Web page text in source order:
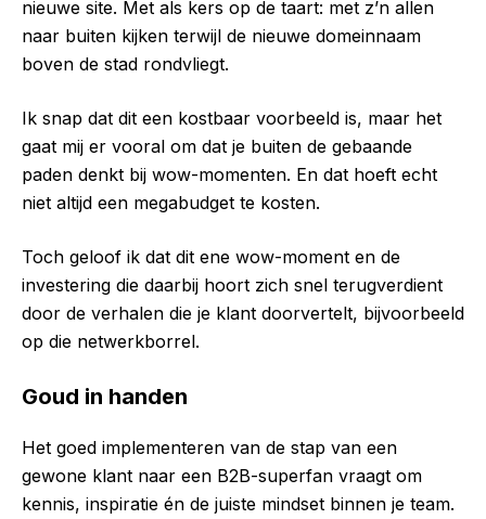
nieuwe site. Met als kers op de taart: met z’n allen
naar buiten kijken terwijl de nieuwe domeinnaam
boven de stad rondvliegt.
Ik snap dat dit een kostbaar voorbeeld is, maar het
gaat mij er vooral om dat je buiten de gebaande
paden denkt bij wow-momenten. En dat hoeft echt
niet altijd een megabudget te kosten.
Toch geloof ik dat dit ene wow-moment en de
investering die daarbij hoort zich snel terugverdient
door de verhalen die je klant doorvertelt, bijvoorbeeld
op die netwerkborrel.
Goud in handen
Het goed implementeren van de stap van een
gewone klant naar een B2B-superfan vraagt om
kennis, inspiratie én de juiste mindset binnen je team.